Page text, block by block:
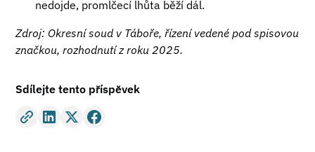
nedojde, promlčecí lhůta běží dál.
Zdroj: Okresní soud v Táboře, řízení vedené pod spisovou
značkou, rozhodnutí z roku 2025.
Sdílejte tento příspěvek